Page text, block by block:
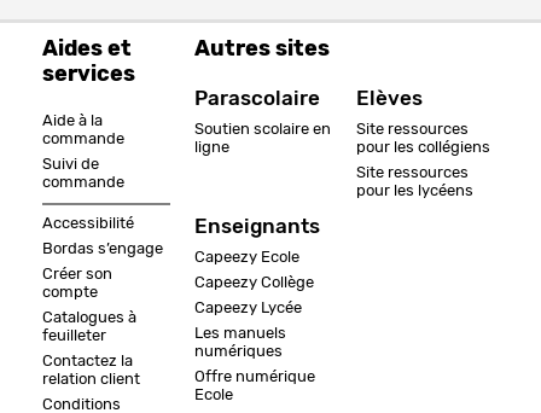
Aides et
services
Aide à la
commande
Suivi de
commande
Accessibilité
Bordas s’engage
Créer son
compte
Catalogues à
feuilleter
Contactez la
relation client
Conditions
Autres sites
Parascolaire
Soutien scolaire en
ligne
Enseignants
Capeezy Ecole
Capeezy Collège
Capeezy Lycée
Les manuels
numériques
Offre numérique
Ecole
Elèves
Site ressources
pour les collégiens
Site ressources
pour les lycéens